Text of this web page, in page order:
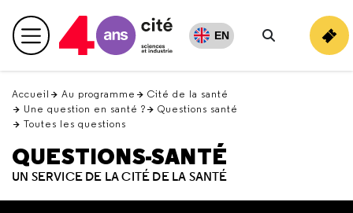
en
haut Menu principal EN
Rechercher
Accueil Au programme
Cité de la santé
Une question en santé ?
Questions santé
Toutes les questions
QUESTIONS-SANTÉ
UN SERVICE DE LA CITÉ DE LA SANTÉ